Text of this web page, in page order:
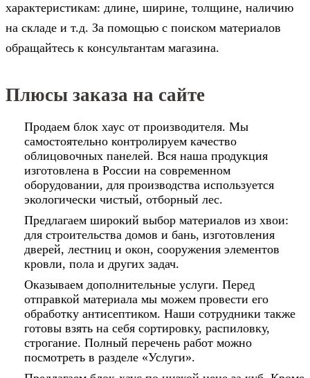
характеристикам: длине, ширине, толщине, наличию
на складе и т.д. За помощью с поиском материалов
обращайтесь к консультантам магазина.
Плюсы заказа на сайте
Продаем блок хаус от производителя. Мы
самостоятельно контролируем качество
облицовочных панелей. Вся наша продукция
изготовлена в России на современном
оборудовании, для производства используется
экологически чистый, отборный лес.
Предлагаем широкий выбор материалов из хвои:
для строительства домов и бань, изготовления
дверей, лестниц и окон, сооружения элементов
кровли, пола и других задач.
Оказываем дополнительные услуги. Перед
отправкой материала мы можем провести его
обработку антисептиком. Наши сотрудники также
готовы взять на себя сортировку, распиловку,
строгание. Полный перечень работ можно
посмотреть в разделе «Услуги».